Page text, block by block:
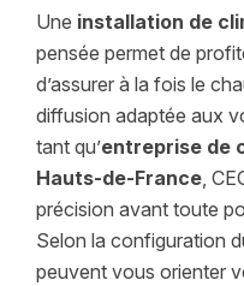
Une installation de
pensée permet de
d’assurer à la fois le
diffusion adaptée aux
tant qu’entreprise de
Hauts-de-France,
précision avant toute
Selon la configuration
peuvent vous orienter